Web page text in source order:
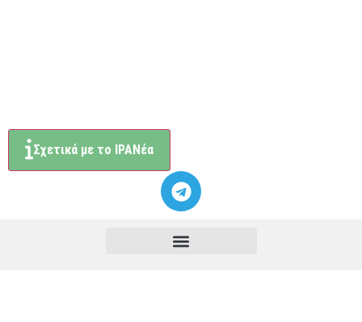
Σχετικά με το ΙΡΑΝέα